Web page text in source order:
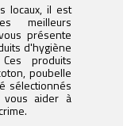
locaux, il est
meilleurs
présente
d'hygiène
produits
poubelle
sélectionnés
vous aider à